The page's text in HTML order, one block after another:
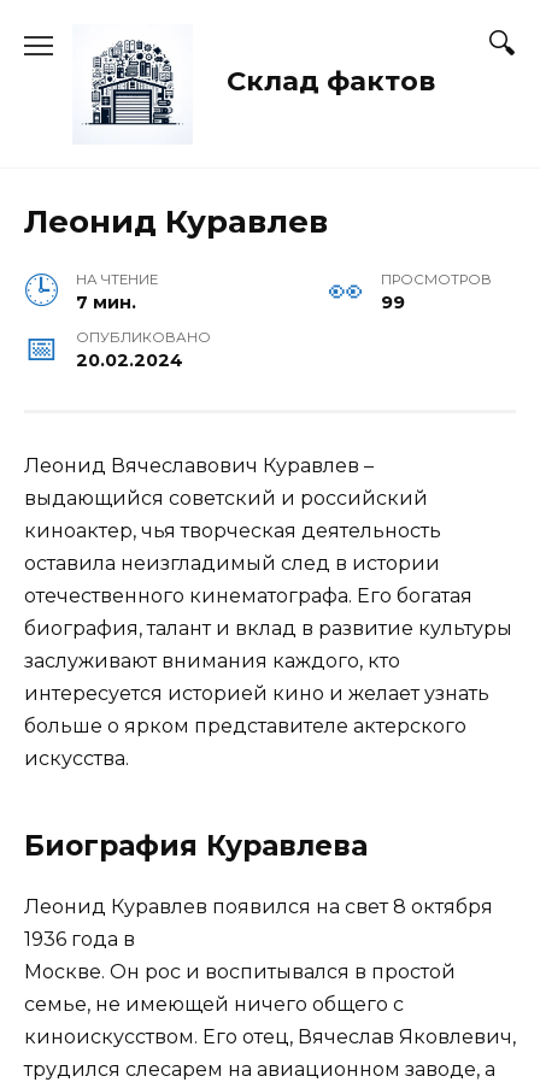
содержанию
Склад фактов
Леонид Куравлев
НА ЧТЕНИЕ
7 мин.
ПРОСМОТРОВ
99
ОПУБЛИКОВАНО
20.02.2024
Леонид Вячеславович Куравлев –
выдающийся советский и российский
киноактер, чья творческая деятельность
оставила неизгладимый след в истории
отечественного кинематографа. Его богатая
биография, талант и вклад в развитие культуры
заслуживают внимания каждого, кто
интересуется историей кино и желает узнать
больше о ярком представителе актерского
искусства.
Биография Куравлева
Леонид Куравлев появился на свет 8 октября
1936 года в
Москве. Он рос и воспитывался в простой
семье, не имеющей ничего общего с
киноискусством. Его отец, Вячеслав Яковлевич,
трудился слесарем на авиационном заводе, а